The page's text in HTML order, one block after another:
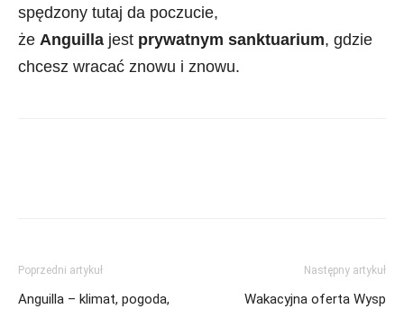
spędzony tutaj da poczucie,
że Anguilla jest prywatnym sanktuarium, gdzie
chcesz wracać znowu i znowu.
Poprzedni artykuł
Anguilla – klimat, pogoda,
Następny artykuł
Wakacyjna oferta Wysp